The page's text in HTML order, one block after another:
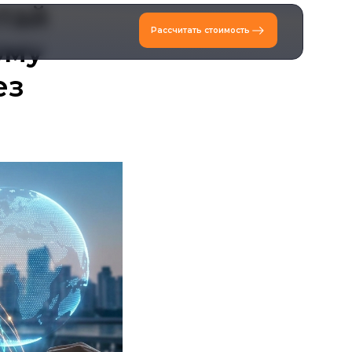
Рассчитать стоимость